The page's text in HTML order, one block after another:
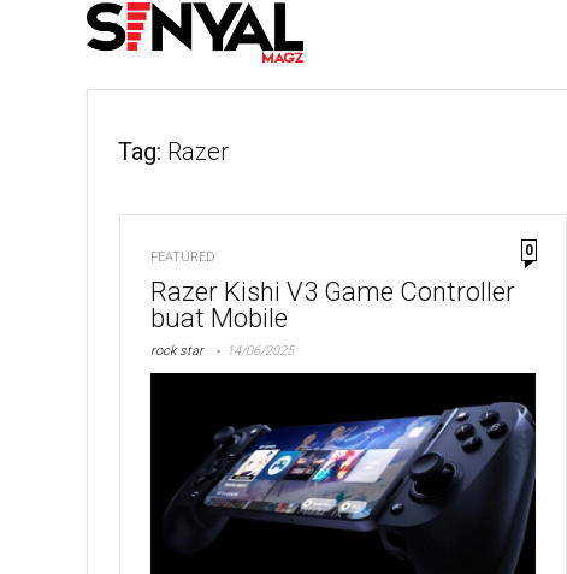
Tag: Razer
FEATURED 0
Razer Kishi V3 Game Controller
buat Mobile
rock star 14/06/2025